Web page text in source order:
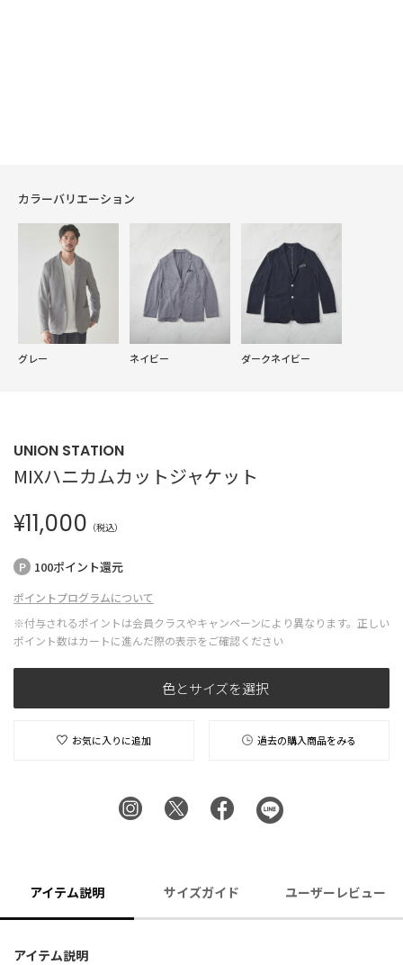
カラーバリエーション
グレー ネイビー ダークネイビー
UNION STATION
MIXハニカムカットジャケット
¥11,000 （税込）
100ポイント還元
ポイントプログラムについて
※付与されるポイントは会員クラスやキャンペーンにより異なります。正しい
ポイント数はカートに進んだ際の表示をご確認ください
色とサイズを選択
お気に入りに追加 過去の購入商品をみる
アイテム説明 サイズガイド ユーザーレビュー
アイテム説明